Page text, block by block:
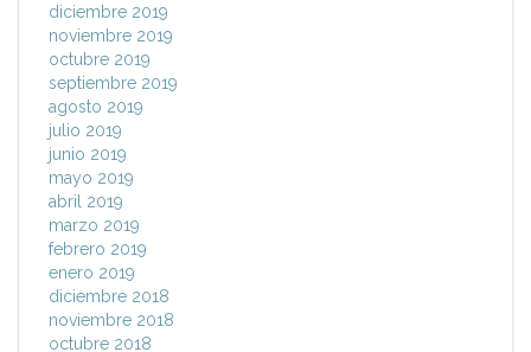
diciembre 2019
noviembre 2019
octubre 2019
septiembre 2019
agosto 2019
julio 2019
junio 2019
mayo 2019
abril 2019
marzo 2019
febrero 2019
enero 2019
diciembre 2018
noviembre 2018
octubre 2018